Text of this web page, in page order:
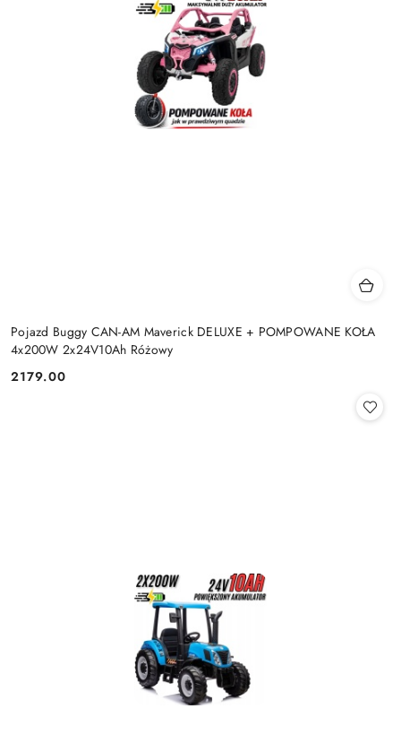
Pojazd Buggy CAN-AM Maverick DELUXE + POMPOWANE KOŁA
4x200W 2x24V10Ah Różowy
Cena:
2179.00